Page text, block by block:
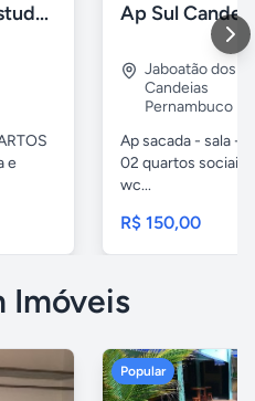
República Vernaglia-Estudantes e ou Trabalhadores
e
Ap Sul
Jaboatão dos
Candeias
Pernambuco
Ap sacada - sala -
02 quartos
wc...
R$ 150,00
Imóveis
Popular